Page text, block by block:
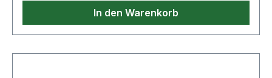
In den Warenkorb